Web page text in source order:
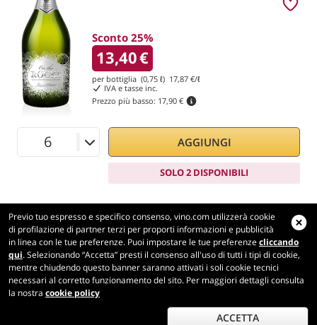
Sconto 25%
13,40€
per bottiglia (0,75 ℓ) 17,87 €/ℓ
IVA e tasse inc.
Prezzo più basso: 17,90 €
AGGIUNGI
SOLO 2 DISPONIBILI
Previo tuo espresso e specifico consenso, vino.com utilizzerà cookie
di profilazione di partner terzi per proporti informazioni e pubblicità
in linea con le tue preferenze. Puoi impostare le tue preferenzecliccando
qui. Selezionando “Accetta” presti il consenso all'uso di tutti i tipi di cookie,
mentre chiudendo questo banner saranno attivati i soli cookie tecnici
necessari al corretto funzionamento del sito. Per maggiori dettagli consulta
la nostra cookie policy
ACCETTA
Vino.com
Made with
in Tuscany
Pagina elaborata in 340 ms
production-front-1-1
P.IVA IT06031960484 REA FI 594577 Cap. Soc. 345.772,16 € i.v.